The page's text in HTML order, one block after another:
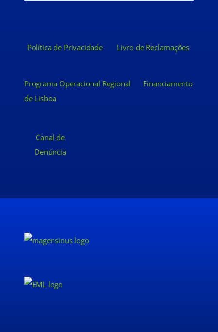
Política de Privacidade
Financiamento
Livro de Reclamações
Canal de
Denúncia
Programa Operacional Regional
de Lisboa